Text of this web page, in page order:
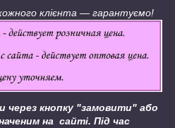
кожного клієнта — гарантуємо!
через кнопку "замовити" або
на сайті. Під час